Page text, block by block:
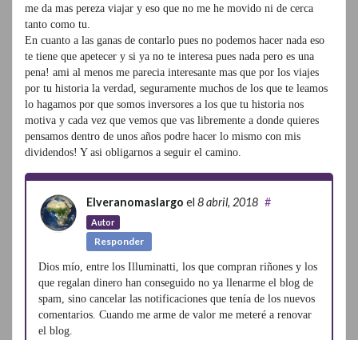
me da mas pereza viajar y eso que no me he movido ni de cerca
tanto como tu.
En cuanto a las ganas de contarlo pues no podemos hacer nada eso
te tiene que apetecer y si ya no te interesa pues nada pero es una
pena! ami al menos me parecia interesante mas que por los viajes
por tu historia la verdad, seguramente muchos de los que te leamos
lo hagamos por que somos inversores a los que tu historia nos
motiva y cada vez que vemos que vas libremente a donde quieres
pensamos dentro de unos años podre hacer lo mismo con mis
dividendos! Y asi obligarnos a seguir el camino.
Elveranomaslargo el 8 abril, 2018
Autor
#
Responder
Dios mío, entre los Illuminatti, los que compran riñones y los
que regalan dinero han conseguido no ya llenarme el blog de
spam, sino cancelar las notificaciones que tenía de los nuevos
comentarios. Cuando me arme de valor me meteré a renovar
el blog.